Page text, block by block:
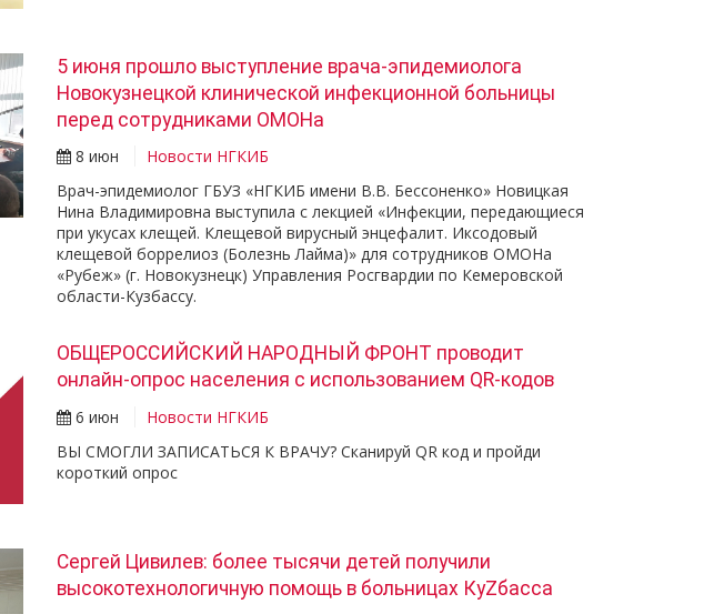
5 июня прошло выступление врача-эпидемиолога
Новокузнецкой клинической инфекционной больницы
перед сотрудниками ОМОНа
8 июн
Новости НГКИБ
Врач-эпидемиолог ГБУЗ «НГКИБ имени В.В. Бессоненко» Новицкая
Нина Владимировна выступила с лекцией «Инфекции, передающиеся
при укусах клещей. Клещевой вирусный энцефалит. Иксодовый
клещевой боррелиоз (Болезнь Лайма)» для сотрудников ОМОНа
«Рубеж» (г. Новокузнецк) Управления Росгвардии по Кемеровской
области-Кузбассу.
ОБЩЕРОССИЙСКИЙ НАРОДНЫЙ ФРОНТ проводит
онлайн-опрос населения с использованием QR-кодов
6 июн
Новости НГКИБ
ВЫ СМОГЛИ ЗАПИСАТЬСЯ К ВРАЧУ? Сканируй QR код и пройди
короткий опрос
Сергей Цивилев: более тысячи детей получили
высокотехнологичную помощь в больницах КуZбасса